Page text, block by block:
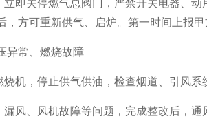
立即关停燃气总阀门，严禁开关电器、
，方可重新供气、启炉。第一时间上报甲
异常、燃烧故障
烧机，停止供气供油，检查烟道、引风系
漏风、风机故障等问题，完成整改后，通